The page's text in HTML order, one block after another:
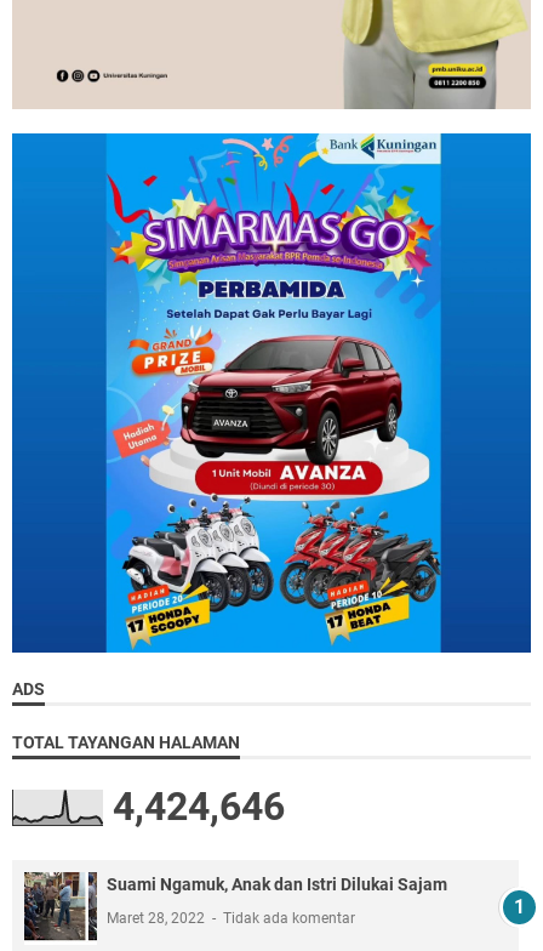
ADS
TOTAL TAYANGAN HALAMAN
4,424,646
Suami Ngamuk, Anak dan Istri Dilukai Sajam
Maret 28, 2022 Tidak ada komentar